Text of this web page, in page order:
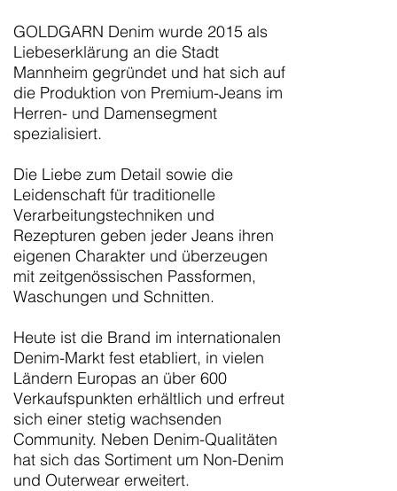
GOLDGARN Denim wurde 2015 als
Liebeserklärung an die Stadt
Mannheim gegründet und hat sich auf
die Produktion von Premium-Jeans im
Herren- und Damensegment
spezialisiert.
Die Liebe zum Detail sowie die
Leidenschaft für traditionelle
Verarbeitungstechniken und
Rezepturen geben jeder Jeans ihren
eigenen Charakter und überzeugen
mit zeitgenössischen Passformen,
Waschungen und Schnitten.
Heute ist die Brand im internationalen
Denim-Markt fest etabliert, in vielen
Ländern Europas an über 600
Verkaufspunkten erhältlich und erfreut
sich einer stetig wachsenden
Community. Neben Denim-Qualitäten
hat sich das Sortiment um Non-Denim
und Outerwear erweitert.